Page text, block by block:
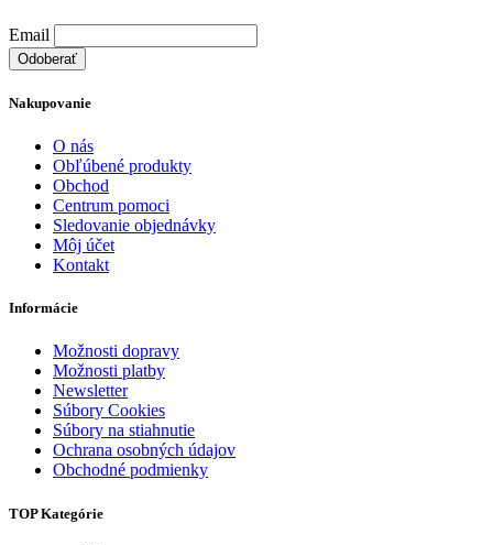
Email
Nakupovanie
O nás
Obľúbené produkty
Obchod
Centrum pomoci
Sledovanie objednávky
Môj účet
Kontakt
Informácie
Možnosti dopravy
Možnosti platby
Newsletter
Súbory Cookies
Súbory na stiahnutie
Ochrana osobných údajov
Obchodné podmienky
TOP Kategórie